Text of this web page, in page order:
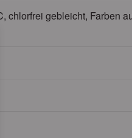
chlorfrei gebleicht, Farben